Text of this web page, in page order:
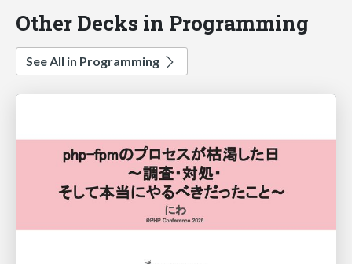
Other Decks in Programming
See All in Programming